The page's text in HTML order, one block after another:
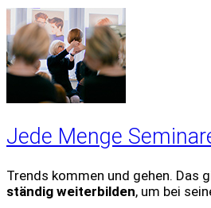
Jede Menge
Trends kommen und gehen. Das
ständig weiterbilden, um bei